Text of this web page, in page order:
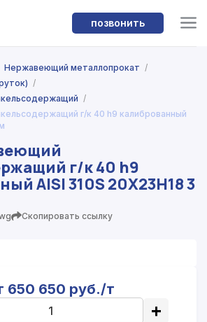
позвонить
Нержавеющий металлопрокат /
/
/
г/к 40 h9 калиброванный
г/к 40 h9
AISI 310S 20Х23Н18 3
Скопировать ссылку
650 650 руб./т
+